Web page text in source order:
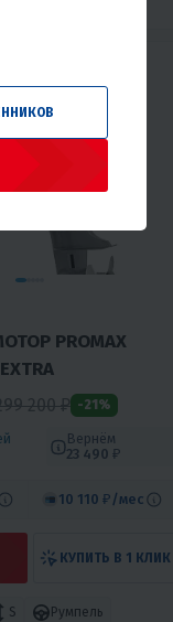
PROMAX
200 ₽ -21%
Вернём
23 490 ₽
10 110 ₽ /мес
КУПИТЬ В 1 КЛИК
S
Румпель